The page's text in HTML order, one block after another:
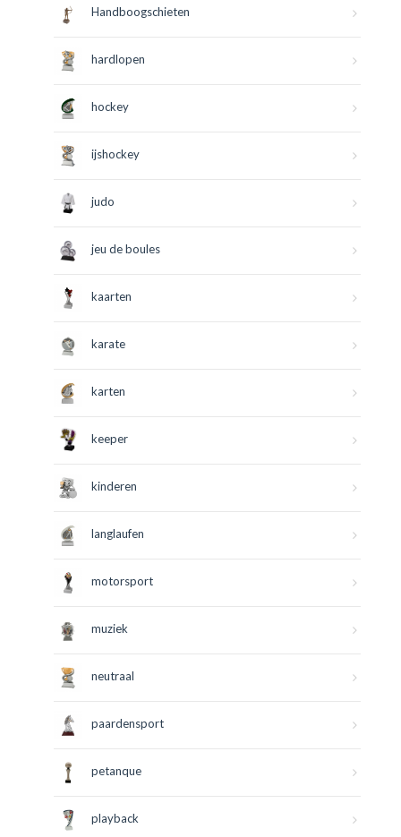
Handboogschieten
hardlopen
hockey
ijshockey
judo
jeu de boules
kaarten
karate
karten
keeper
kinderen
langlaufen
motorsport
muziek
neutraal
paardensport
petanque
playback